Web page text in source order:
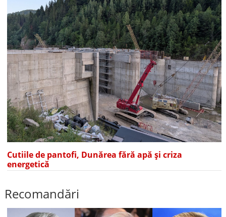
Cutiile de pantofi, Dunărea fără apă și criza
energetică
Recomandări